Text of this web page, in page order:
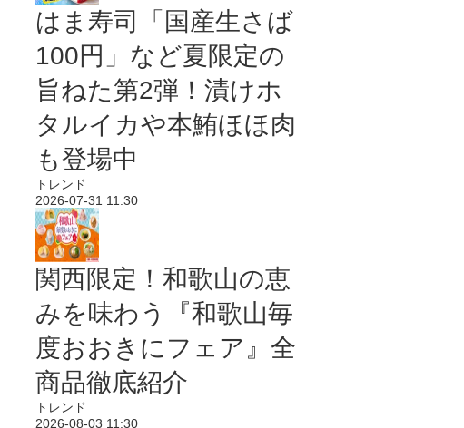
はま寿司「国産生さば
100円」など夏限定の
旨ねた第2弾！漬けホ
タルイカや本鮪ほほ肉
も登場中
トレンド
2026-07-31 11:30
関西限定！和歌山の恵
みを味わう『和歌山毎
度おおきにフェア』全
商品徹底紹介
トレンド
2026-08-03 11:30